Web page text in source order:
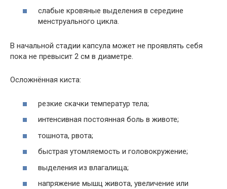
слабые кровяные выделения в середине
менструального цикла.
В начальной стадии капсула может не проявлять себя
пока не превысит 2 см в диаметре.
Осложнённая киста:
резкие скачки температур тела;
интенсивная постоянная боль в животе;
тошнота, рвота;
быстрая утомляемость и головокружение;
выделения из влагалища;
напряжение мышц живота, увеличение или